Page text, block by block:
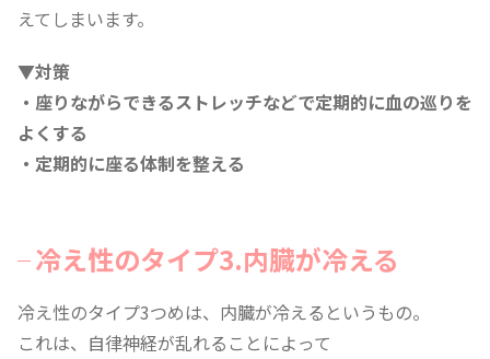
えてしまいます。
▼対策
・座りながらできるストレッチなどで定期的に血の巡りを
よくする
・定期的に座る体制を整える
冷え性のタイプ3.内臓が冷える
冷え性のタイプ3つめは、内臓が冷えるというもの。
これは、自律神経が乱れることによって